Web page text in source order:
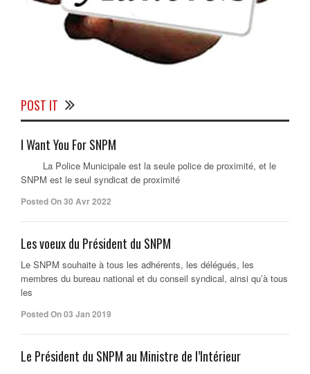
POST IT
I Want You For SNPM
La Police Municipale est la seule police de proximité, et le
SNPM est le seul syndicat de proximité
Posted On 30 Avr 2022
Les voeux du Président du SNPM
Le SNPM souhaite à tous les adhérents, les délégués, les
membres du bureau national et du conseil syndical, ainsi qu’à tous
les
Posted On 03 Jan 2019
Le Président du SNPM au Ministre de l’Intérieur